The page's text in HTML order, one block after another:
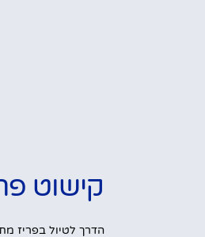
קישוט
הדרך לטיול בפריז